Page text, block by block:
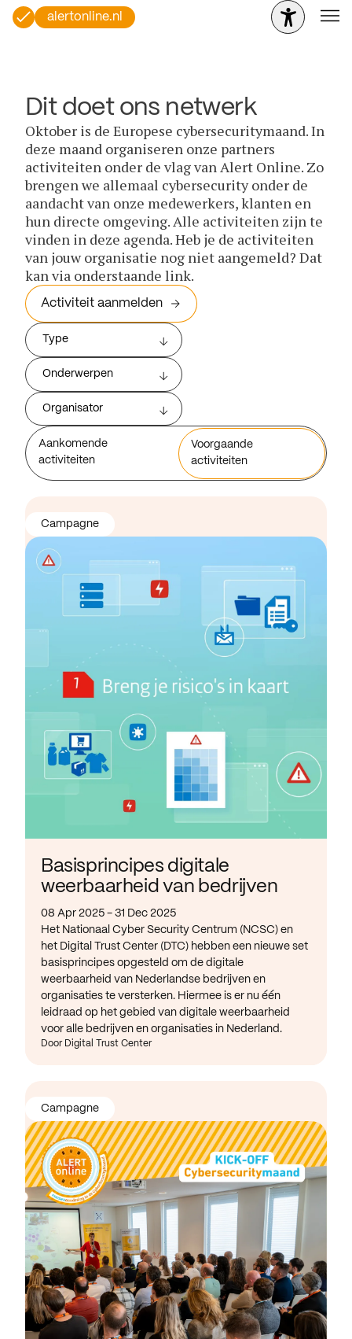
alertonline.nl
Dit doet ons netwerk
Oktober is de Europese cybersecuritymaand. In
deze maand organiseren onze partners
activiteiten onder de vlag van Alert Online. Zo
brengen we allemaal cybersecurity onder de
aandacht van onze medewerkers, klanten en
hun directe omgeving. Alle activiteiten zijn te
vinden in deze agenda. Heb je de activiteiten
van jouw organisatie nog niet aangemeld? Dat
kan via onderstaande link.
Activiteit aanmelden
Type
Onderwerpen
Organisator
Aankomende
activiteiten
Voorgaande
activiteiten
Basisprincipes digitale
weerbaarheid van bedrijven
08 Apr 2025 - 31 Dec 2025
Het Nationaal Cyber Security Centrum (NCSC) en
het Digital Trust Center (DTC) hebben een nieuwe set
basisprincipes opgesteld om de digitale
weerbaarheid van Nederlandse bedrijven en
organisaties te versterken. Hiermee is er nu één
leidraad op het gebied van digitale weerbaarheid
voor alle bedrijven en organisaties in Nederland.
Door Digital Trust Center
Campagne
Campagne